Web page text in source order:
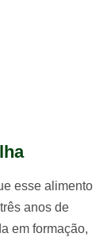
esse alimento
anos de
em formação,